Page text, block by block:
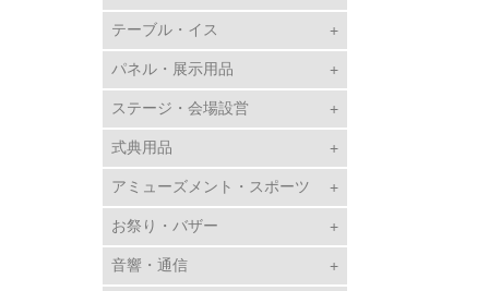
テーブル・イス
パネル・展示用品
ステージ・会場設営
式典用品
アミューズメント・スポーツ
お祭り・バザー
音響・通信